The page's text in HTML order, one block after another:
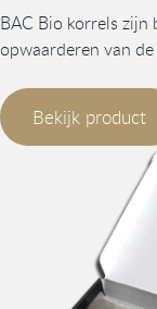
BAC Bio korrels
opwaarderen van
Bekijk product